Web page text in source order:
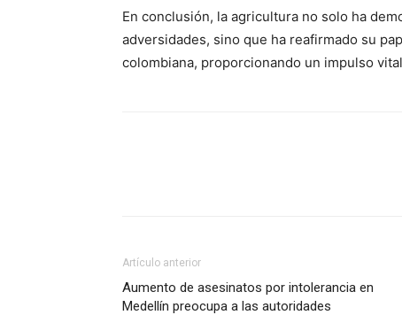
En conclusión, la agricultura no solo ha
adversidades, sino que ha reafirmado su
colombiana, proporcionando un impulso
Artículo anterior
Aumento de asesinatos por intolerancia en
Medellín preocupa a las autoridades